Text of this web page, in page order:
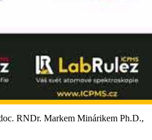
RNDr. Markem Minárikem Ph.D.,